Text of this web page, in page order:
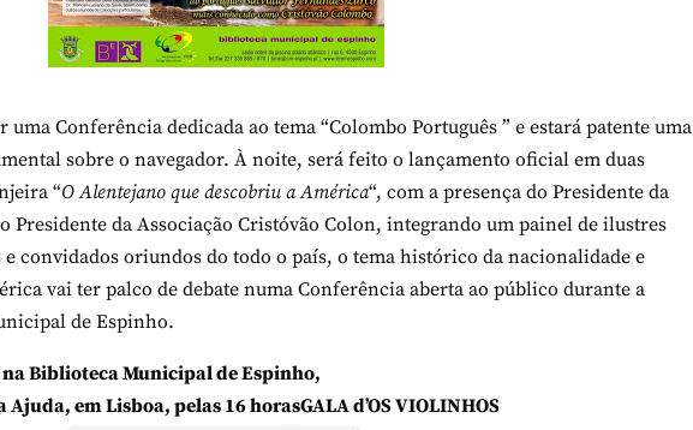
Conferência dedicada ao tema “Colombo Português ” e estará patente uma
sobre o navegador. À noite, será feito o lançamento oficial em duas
“O Alentejano que descobriu a América“, com a presença do Presidente da
Presidente da Associação Cristóvão Colon, integrando um painel de ilustres
convidados oriundos do todo o país, o tema histórico da nacionalidade e
vai ter palco de debate numa Conferência aberta ao público durante a
de Espinho.
Biblioteca Municipal de Espinho,
Ajuda, em Lisboa, pelas 16 horasGALA d’OS VIOLINHOS